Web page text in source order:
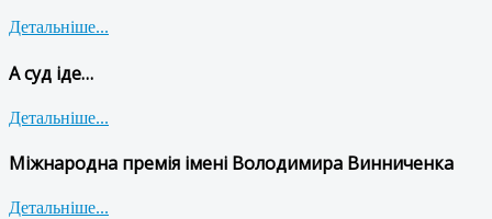
Детальніше...
А суд іде…
Детальніше...
Міжнародна премія імені Володимира Винниченка
Детальніше...